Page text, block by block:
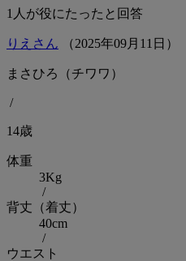
1 人が役にたったと回答
りえさん （2025年09月 11 日）
まさひろ（チワワ）
/
14歳
体重
3Kg
/
背丈（着丈）
40cm
/
ウエスト